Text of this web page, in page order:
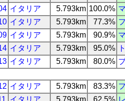
イタリア 5.793km 100.0%
イタリア 5.793km 77.3%
イタリア 5.793km 90.9%
イタリア 5.793km 95.0%
イタリア 5.793km 80.0%
イタリア 5.793km 83.3%
イタリア 5.793km 62.5%